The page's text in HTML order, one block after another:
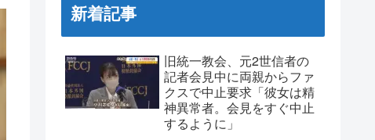
新着記事
旧統一教会、元2世信者の
記者会見中に両親からファ
クスで中止要求「彼女は精
神異常者。会見をすぐ中止
するように」